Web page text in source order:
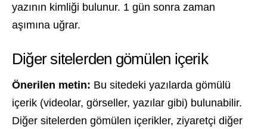
yazının kimliği bulunur. 1 gün sonra zaman
aşımına uğrar.
Diğer sitelerden gömülen içerik
Önerilen metin: Bu sitedeki yazılarda gömülü
içerik (videolar, görseller, yazılar gibi) bulunabilir.
Diğer sitelerden gömülen içerikler, ziyaretçi diğer